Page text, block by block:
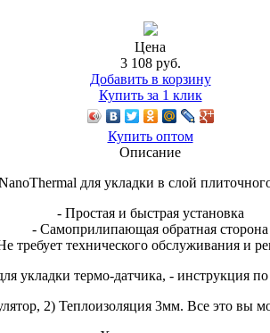
Цена
3 108руб.
Добавить в корзину
Купить за 1 клик
Купить оптом
Описание
для укладки в слой
- Простая и быстрая установка
- Самоприлипающая обратная сторона
требует технического обслуживания и
укладки термо-датчика, - инструкция
2) Теплоизоляция 3мм. Все это вы